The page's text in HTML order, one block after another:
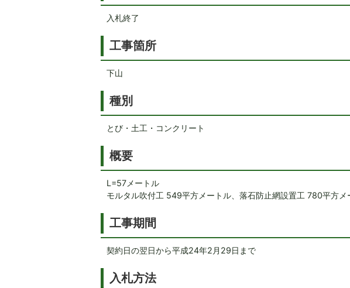
入札終了
工事箇所
下山
種別
とび・土工・コンクリート
概要
L=57メートル
モルタル吹付工 549平方メートル、落石防止網設置工 780平方
工事期間
契約日の翌日から平成24年2月29日まで
入札方法